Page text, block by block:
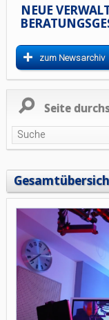
NEUE
zum Newsarchiv
Seite